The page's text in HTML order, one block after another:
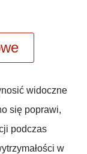
widoczne
się poprawi,
podczas
w